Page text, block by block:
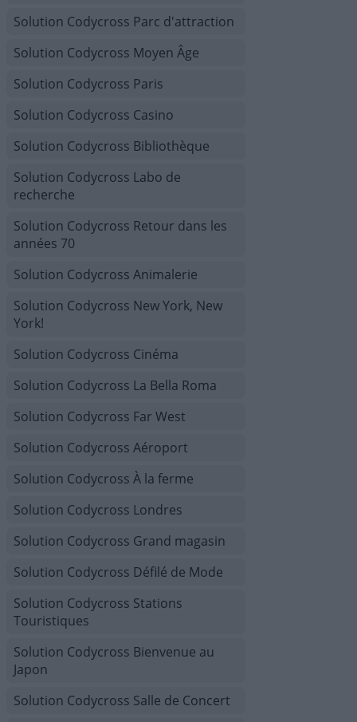
Solution Codycross Parc d'attraction
Solution Codycross Moyen Âge
Solution Codycross Paris
Solution Codycross Casino
Solution Codycross Bibliothèque
Solution Codycross Labo de
recherche
Solution Codycross Retour dans les
années 70
Solution Codycross Animalerie
Solution Codycross New York, New
York!
Solution Codycross Cinéma
Solution Codycross La Bella Roma
Solution Codycross Far West
Solution Codycross Aéroport
Solution Codycross À la ferme
Solution Codycross Londres
Solution Codycross Grand magasin
Solution Codycross Défilé de Mode
Solution Codycross Stations
Touristiques
Solution Codycross Bienvenue au
Japon
Solution Codycross Salle de Concert